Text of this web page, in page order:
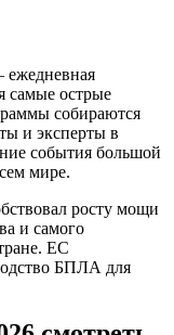
ежедневная
самые острые
собираются
и эксперты в
события большой
мире.
росту мощи
и самого
ЕС
БПЛА для